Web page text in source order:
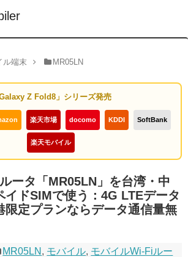
ル端末 MR05LN
Galaxy Z Fold8」シリーズ発売
楽天市場 docomo KDDI SoftBank
楽天モバイル
ータ「MR05LN」を台湾・中
イドSIMで使う：4G LTEデータ
限定プランならデータ通信量無
MR05LN , モバイル, モバイルWi-Fiルー